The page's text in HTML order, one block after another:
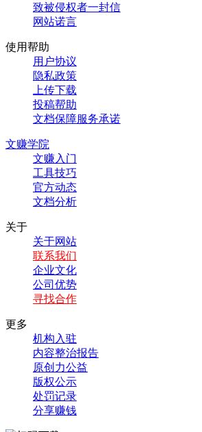
致被侵权者一封信
网站诺言
使用帮助
用户协议
隐私政策
上传下载
投稿帮助
文档保障服务承诺
文赚学院
文赚入门
工具技巧
官方动态
文档分析
关于
关于网站
联系我们
企业文化
公司优势
寻找合作
更多
机构入驻
内容整治报告
原创力公益
版权公示
处罚记录
分享赚钱